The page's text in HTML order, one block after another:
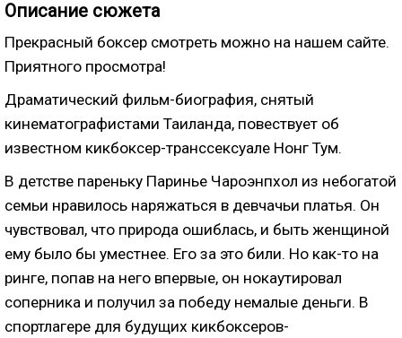
Описание сюжета
Прекрасный боксер смотреть можно на нашем сайте.
Приятного просмотра!
Драматический фильм-биография, снятый
кинематографистами Таиланда, повествует об
известном кикбоксер-транссексуале Нонг Тум.
В детстве пареньку Паринье Чароэнпхол из небогатой
семьи нравилось наряжаться в девчачьи платья. Он
чувствовал, что природа ошиблась, и быть женщиной
ему было бы уместнее. Его за это били. Но как-то на
ринге, попав на него впервые, он нокаутировал
соперника и получил за победу немалые деньги. В
спортлагере для будущих кикбоксеров-